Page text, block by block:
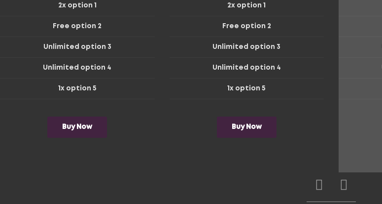
2x option 1
Free option 2
Unlimited option 3
Unlimited option 4
1x option 5
Buy Now
2x option 1
Free option 2
Unlimited option 3
Unlimited option 4
1x option 5
Buy Now